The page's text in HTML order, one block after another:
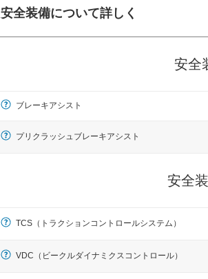
安全装備について詳しく
前走車や歩行者との衝突を回避す
ーキアシスト、ABSなどが装備さ
車線逸脱防止
プアシストなどが装備されています
駐車をスムーズに行うためにイン
安全
ブレーキアシスト
プリクラッシュブレーキアシスト
安全
TCS（トラクションコントロールシステム）
VDC（ビークルダイナミクスコントロール）